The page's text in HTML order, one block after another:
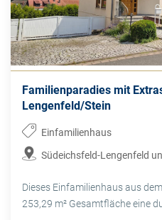
Familienparadies mit
Lengenfeld/Stein
Einfamilienhaus
Südeichsfeld-Lengenfeld
Dieses Einfamilienhaus aus
253,29 m² Gesamtfläche eine